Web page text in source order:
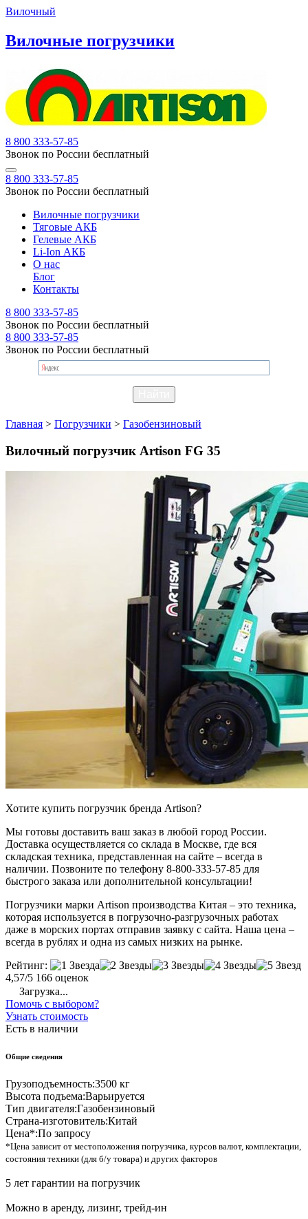
Вилочный
Вилочные погрузчики
8 800 333-57-85
Звонок по России бесплатный
8 800 333-57-85
Звонок по России бесплатный
Вилочные погрузчики
Тяговые АКБ
Гелевые АКБ
Li-Ion АКБ
О нас
Блог
Контакты
8 800 333-57-85
Звонок по России бесплатный
8 800 333-57-85
Звонок по России бесплатный
Главная > Погрузчики > Газобензиновый
Вилочный погрузчик Artison FG 35
Хотите купить погрузчик бренда Artison?
Мы готовы доставить ваш заказ в любой город России.
Доставка осуществляется со склада в Москве, где вся
складская техника, представленная на сайте – всегда в
наличии. Позвоните по телефону 8-800-333-57-85 для
быстрого заказа или дополнительной консультации!
Погрузчики марки Artison производства Китая – это техника,
которая используется в погрузочно-разгрузочных работах
даже в морских портах отправив заявку с сайта. Наша цена –
всегда в рублях и одна из самых низких на рынке.
Рейтинг:
4,57/5 166 оценок
Загрузка...
Помочь с выбором?
Узнать стоимость
Есть в наличии
Общие сведения
Грузоподъемность:3500 кг
Высота подъема:Варьируется
Тип двигателя:Газобензиновый
Страна-изготовитель:Китай
Цена*:По запросу
*Цена зависит от местоположения погрузчика, курсов валют, комплектации,
состояния техники (для б/у товара) и других факторов
5 лет гарантии на погрузчик
Можно в аренду, лизинг, трейд-ин